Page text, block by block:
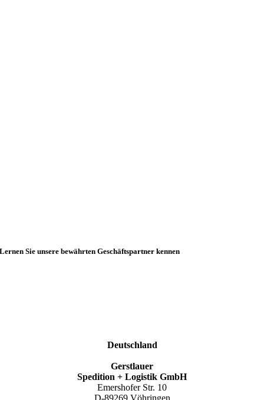
Lernen Sie unsere bewährten Geschäftspartner kennen
Deutschland
Gerstlauer
Spedition + Logistik GmbH
Emershofer Str. 10
D-89269 Vöhringen